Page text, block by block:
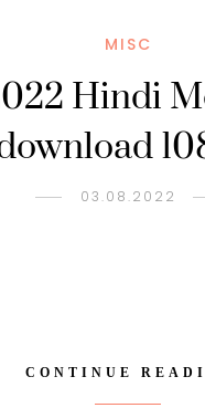
MISC
Hindi
03.08.2022
CONTINUE